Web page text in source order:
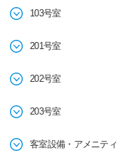
103号室
201号室
202号室
203号室
客室設備・アメニティ